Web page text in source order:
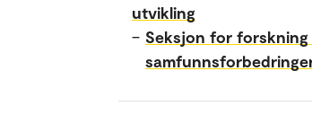
utvikling
– Seksjon for forskning